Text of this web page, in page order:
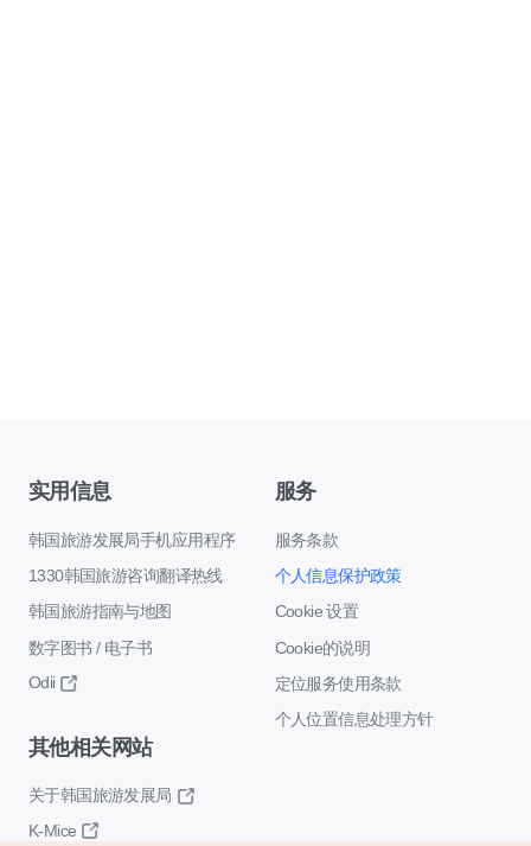
实用信息
韩国旅游发展局手机应用程序
1330韩国旅游咨询翻译热线
韩国旅游指南与地图
数字图书 / 电子书
Odii
服务
服务条款
个人信息保护政策
Cookie 设置
Cookie的说明
定位服务使用条款
个人位置信息处理方针
其他相关网站
关于韩国旅游发展局
K-Mice